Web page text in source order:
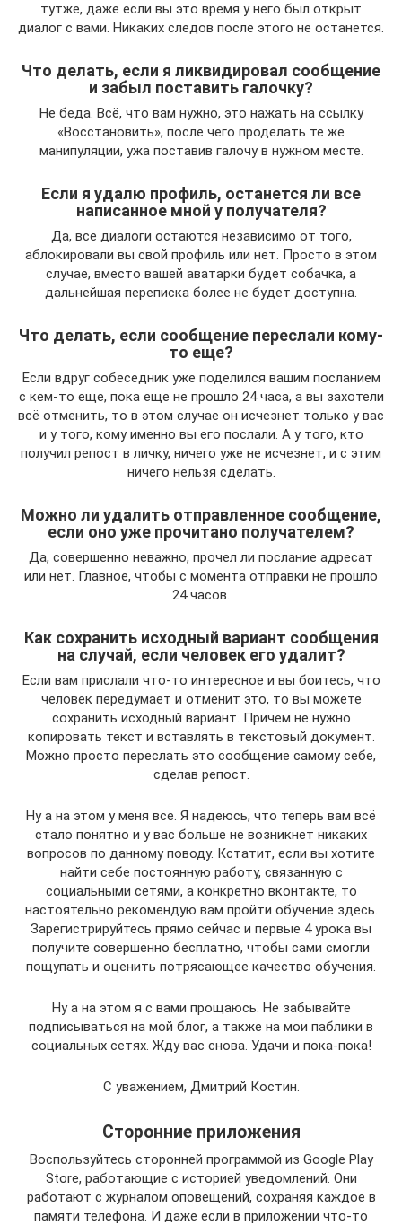
тутже, даже если вы это время у него был открыт
диалог с вами. Никаких следов после этого не останется.
Что делать, если я ликвидировал сообщение
и забыл поставить галочку?
Не беда. Всё, что вам нужно, это нажать на ссылку
«Восстановить», после чего проделать те же
манипуляции, ужа поставив галочу в нужном месте.
Если я удалю профиль, останется ли все
написанное мной у получателя?
Да, все диалоги остаются независимо от того,
аблокировали вы свой профиль или нет. Просто в этом
случае, вместо вашей аватарки будет собачка, а
дальнейшая переписка более не будет доступна.
Что делать, если сообщение переслали кому-
то еще?
Если вдруг собеседник уже поделился вашим посланием
с кем-то еще, пока еще не прошло 24 часа, а вы захотели
всё отменить, то в этом случае он исчезнет только у вас
и у того, кому именно вы его послали. А у того, кто
получил репост в личку, ничего уже не исчезнет, и с этим
ничего нельзя сделать.
Можно ли удалить отправленное сообщение,
если оно уже прочитано получателем?
Да, совершенно неважно, прочел ли послание адресат
или нет. Главное, чтобы с момента отправки не прошло
24 часов.
Как сохранить исходный вариант сообщения
на случай, если человек его удалит?
Если вам прислали что-то интересное и вы боитесь, что
человек передумает и отменит это, то вы можете
сохранить исходный вариант. Причем не нужно
копировать текст и вставлять в текстовый документ.
Можно просто переслать это сообщение самому себе,
сделав репост.
Ну а на этом у меня все. Я надеюсь, что теперь вам всё
стало понятно и у вас больше не возникнет никаких
вопросов по данному поводу. Кстатит, если вы хотите
найти себе постоянную работу, связанную с
социальными сетями, а конкретно вконтакте, то
настоятельно рекомендую вам пройти обучение здесь.
Зарегистрируйтесь прямо сейчас и первые 4 урока вы
получите совершенно бесплатно, чтобы сами смогли
пощупать и оценить потрясающее качество обучения.
Ну а на этом я с вами прощаюсь. Не забывайте
подписываться на мой блог, а также на мои паблики в
социальных сетях. Жду вас снова. Удачи и пока-пока!
С уважением, Дмитрий Костин.
Сторонние приложения
Воспользуйтесь сторонней программой из Google Play
Store, работающие с историей уведомлений. Они
работают с журналом оповещений, сохраняя каждое в
памяти телефона. И даже если в приложении что-то